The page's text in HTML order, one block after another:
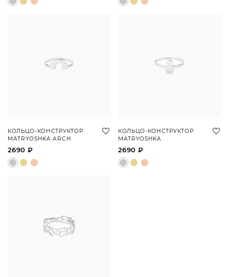
КОЛЬЦО-КОНСТРУКТОР
MATRYOSHKA ARCH
2690 ₽
КОЛЬЦО-КОНСТРУКТОР
MATRYOSHKA
2690 ₽